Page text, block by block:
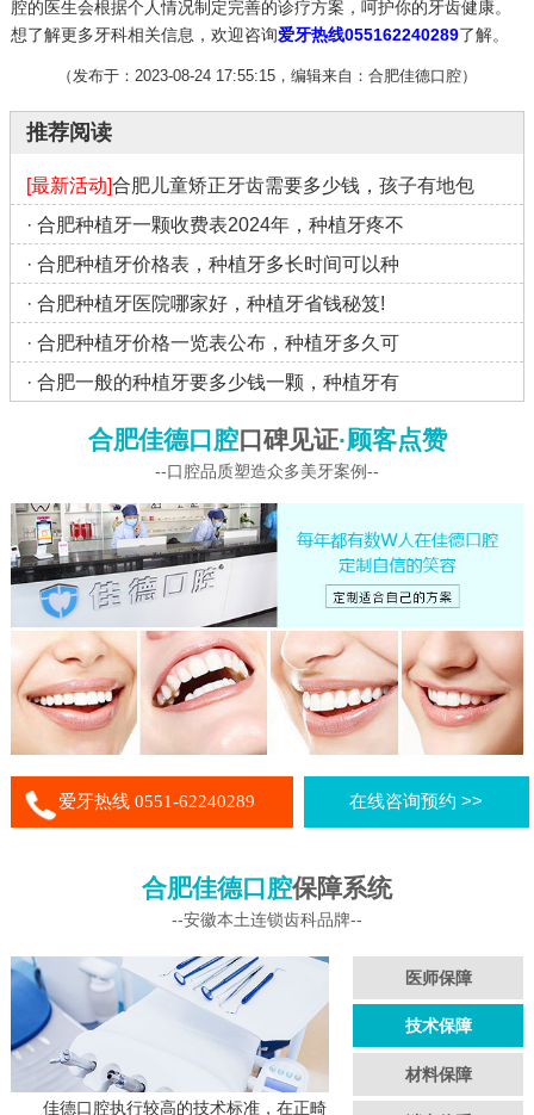
腔的医生会根据个人情况制定完善的诊疗方案，呵护你的牙齿健康。
想了解更多牙科相关信息，欢迎咨询爱牙热线055162240289了解。
（发布于：2023-08-24 17:55:15，编辑来自：合肥佳德口腔）
推荐阅读
[最新活动]合肥儿童矫正牙齿需要多少钱，孩子有地包
· 合肥种植牙一颗收费表2024年，种植牙疼不
· 合肥种植牙价格表，种植牙多长时间可以种
· 合肥种植牙医院哪家好，种植牙省钱秘笈!
· 合肥种植牙价格一览表公布，种植牙多久可
· 合肥一般的种植牙要多少钱一颗，种植牙有
合肥佳德口腔口碑见证·顾客点赞
--口腔品质塑造众多美牙案例--
爱牙热线 0551-62240289 在线咨询预约 >>
合肥佳德口腔保障系统
--安徽本土连锁齿科品牌--
医师保障
技术保障
材料保障
佳德口腔执行较高的技术标准，在正畸